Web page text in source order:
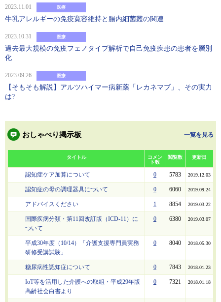
2023.11.01 医療
牛乳アレルギーの免疫寛容維持と腸内細菌叢の関連
2023.10.31 医療
過去最大規模の免疫フェノタイプ解析で自己免疫疾患の患者を層別
化
2023.09.26 医療
【そもそも解説】アルツハイマー病新薬「レカネマブ」、その実力
は?
おしゃべり掲示板 一覧を見る
タイトル
コメン
ト数
閲覧数 更新日
認知症ケア加算について 0 5783 2019.12.03
認知症の母の調理器具について 0 6060 2019.09.24
アドバイスください 1 8854 2019.03.22
国際疾病分類・第11回改訂版（ICD-11）に
ついて
0 6380 2019.03.07
平成30年度（10/14）「介護支援専門員実務
研修受講試験」
0 8040 2018.05.30
糖尿病性認知症について 0 7843 2018.01.23
IoT等を活用した介護への取組・平成29年版
高齢社会白書より
0 7321 2018.01.18